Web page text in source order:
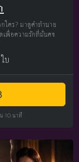
ใคร? มาดูคำทำนาย
เพื่อความรักที่มั่นคง
บ
10 นาที